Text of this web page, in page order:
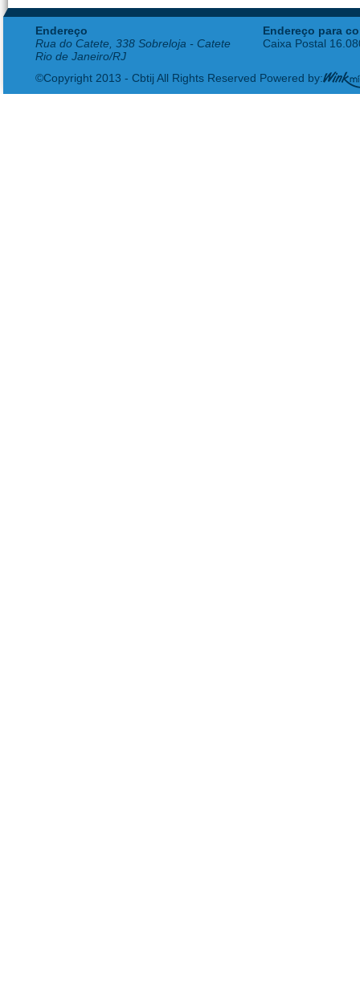
Endereço
Rua do Catete, 338 Sobreloja - Catete
Rio de Janeiro/RJ
Endereço para
Caixa Postal
©Copyright 2013 - Cbtij All Rights Reserved Powered by: